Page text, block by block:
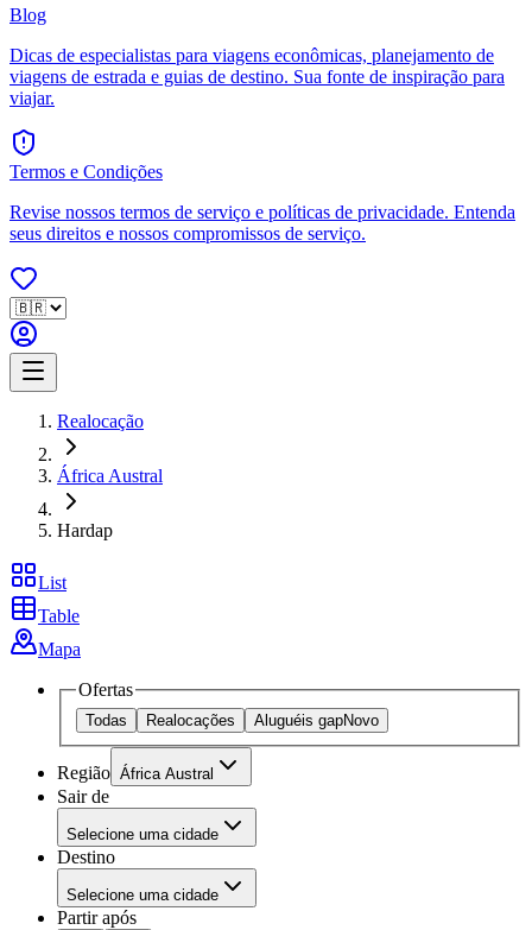
Blog
Dicas de especialistas para viagens econômicas, planejamento de
viagens de estrada e guias de destino. Sua fonte de inspiração para
viajar.
Termos e Condições
Revise nossos termos de serviço e políticas de privacidade. Entenda
seus direitos e nossos compromissos de serviço.
Realocação
África Austral
Hardap
List
Table
Mapa
Ofertas
Todas Realocações Aluguéis gapNovo
Região África Austral
Sair de
Selecione uma cidade
Destino
Selecione uma cidade
Partir após